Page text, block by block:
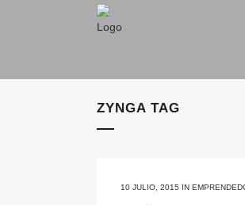
ZYNGA TAG
10 JULIO, 2015 IN